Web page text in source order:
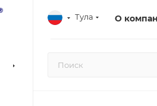
Тула О